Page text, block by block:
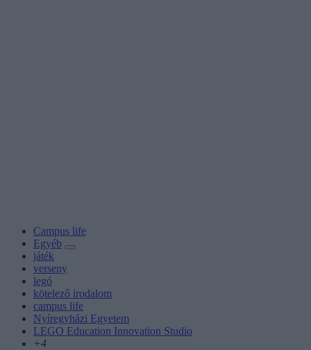
Campus life
Egyéb
játék
verseny
legó
kötelező irodalom
campus life
Nyíregyházi Egyetem
LEGO Education Innovation Studio
+4